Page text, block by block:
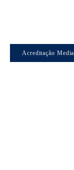
Acreditação Media